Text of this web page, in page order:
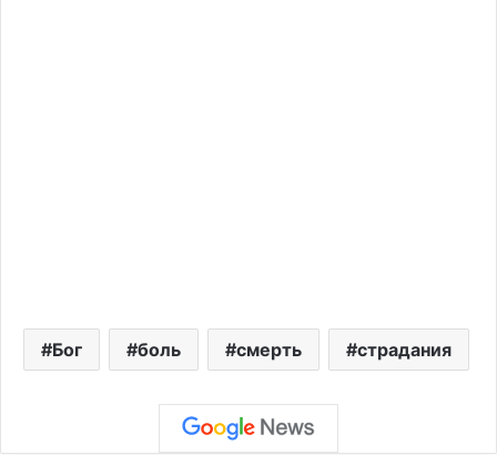
Бог боль смерть страдания